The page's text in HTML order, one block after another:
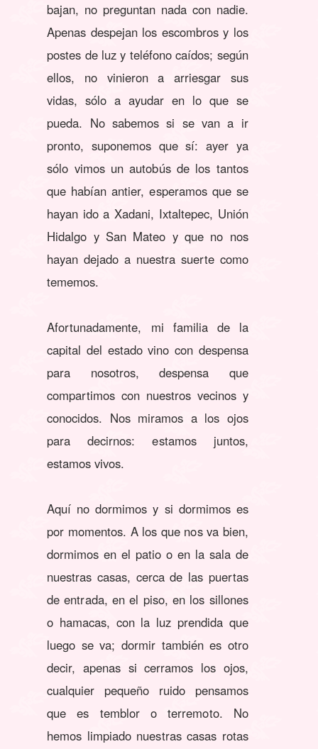
bajan, no preguntan nada con nadie.
Apenas despejan los escombros y los
postes de luz y teléfono caídos; según
ellos, no vinieron a arriesgar sus
vidas, sólo a ayudar en lo que se
pueda. No sabemos si se van a ir
pronto, suponemos que sí: ayer ya
sólo vimos un autobús de los tantos
que habían antier, esperamos que se
hayan ido a Xadani, Ixtaltepec, Unión
Hidalgo y San Mateo y que no nos
hayan dejado a nuestra suerte como
tememos.
Afortunadamente, mi familia de la
capital del estado vino con despensa
para nosotros, despensa que
compartimos con nuestros vecinos y
conocidos. Nos miramos a los ojos
para decirnos: estamos juntos,
estamos vivos.
Aquí no dormimos y si dormimos es
por momentos. A los que nos va bien,
dormimos en el patio o en la sala de
nuestras casas, cerca de las puertas
de entrada, en el piso, en los sillones
o hamacas, con la luz prendida que
luego se va; dormir también es otro
decir, apenas si cerramos los ojos,
cualquier pequeño ruido pensamos
que es temblor o terremoto. No
hemos limpiado nuestras casas rotas